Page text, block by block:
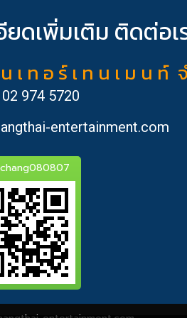
ยดเพิ่มเติม ติดต่อเ
เ ท อ ร์ เ ท น เ ม น ท์
02 974 5720
entertainment.com